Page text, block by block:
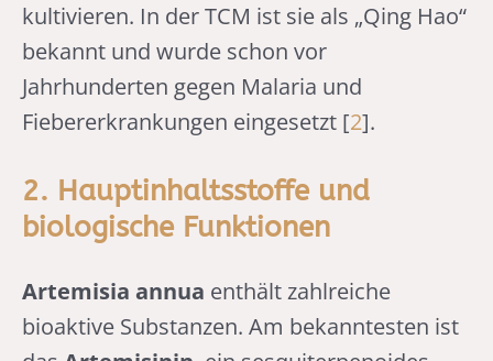
kultivieren. In der TCM ist sie als „Qing Hao“
bekannt und wurde schon vor
Jahrhunderten gegen Malaria und
Fiebererkrankungen eingesetzt [2].
2. Hauptinhaltsstoffe und
biologische Funktionen
Artemisia annua enthält zahlreiche
bioaktive Substanzen. Am bekanntesten ist